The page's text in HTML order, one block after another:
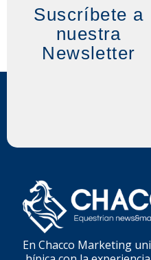
Suscríbete a
nuestra
Newsletter
En Chacco Marketing